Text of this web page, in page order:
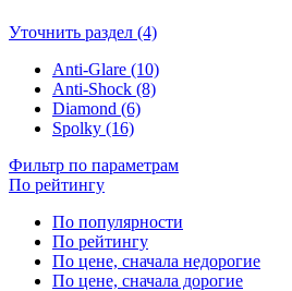
Уточнить раздел (4)
Anti-Glare (10)
Anti-Shock (8)
Diamond (6)
Spolky (16)
Фильтр по параметрам
По рейтингу
По популярности
По рейтингу
По цене, сначала недорогие
По цене, сначала дорогие